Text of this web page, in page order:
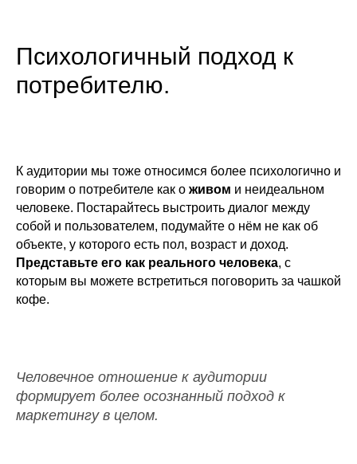
ПРИСОЕДИНЯЙТЕСЬ К
Психологичный подход к
потребителю.
К аудитории мы тоже относимся более психологично и
говорим о потребителе как о живом и неидеальном
человеке. Постарайтесь выстроить диалог между
собой и пользователем, подумайте о нём не как об
объекте, у которого есть пол, возраст и доход.
Представьте его как реального человека, с
которым вы можете встретиться поговорить за чашкой
кофе.
Человечное отношение к аудитории
формирует более осознанный подход к
маркетингу в целом.